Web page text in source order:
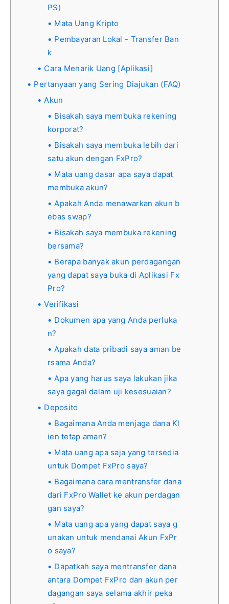
PS)
Mata Uang Kripto
Pembayaran Lokal - Transfer Ban
k
Cara Menarik Uang [Aplikasi]
Pertanyaan yang Sering Diajukan (FAQ)
Akun
Bisakah saya membuka rekening
korporat?
Bisakah saya membuka lebih dari
satu akun dengan FxPro?
Mata uang dasar apa saya dapat
membuka akun?
Apakah Anda menawarkan akun b
ebas swap?
Bisakah saya membuka rekening
bersama?
Berapa banyak akun perdagangan
yang dapat saya buka di Aplikasi Fx
Pro?
Verifikasi
Dokumen apa yang Anda perluka
n?
Apakah data pribadi saya aman be
rsama Anda?
Apa yang harus saya lakukan jika
saya gagal dalam uji kesesuaian?
Deposito
Bagaimana Anda menjaga dana Kl
ien tetap aman?
Mata uang apa saja yang tersedia
untuk Dompet FxPro saya?
Bagaimana cara mentransfer dana
dari FxPro Wallet ke akun perdagan
gan saya?
Mata uang apa yang dapat saya g
unakan untuk mendanai Akun FxPr
o saya?
Dapatkah saya mentransfer dana
antara Dompet FxPro dan akun per
dagangan saya selama akhir peka